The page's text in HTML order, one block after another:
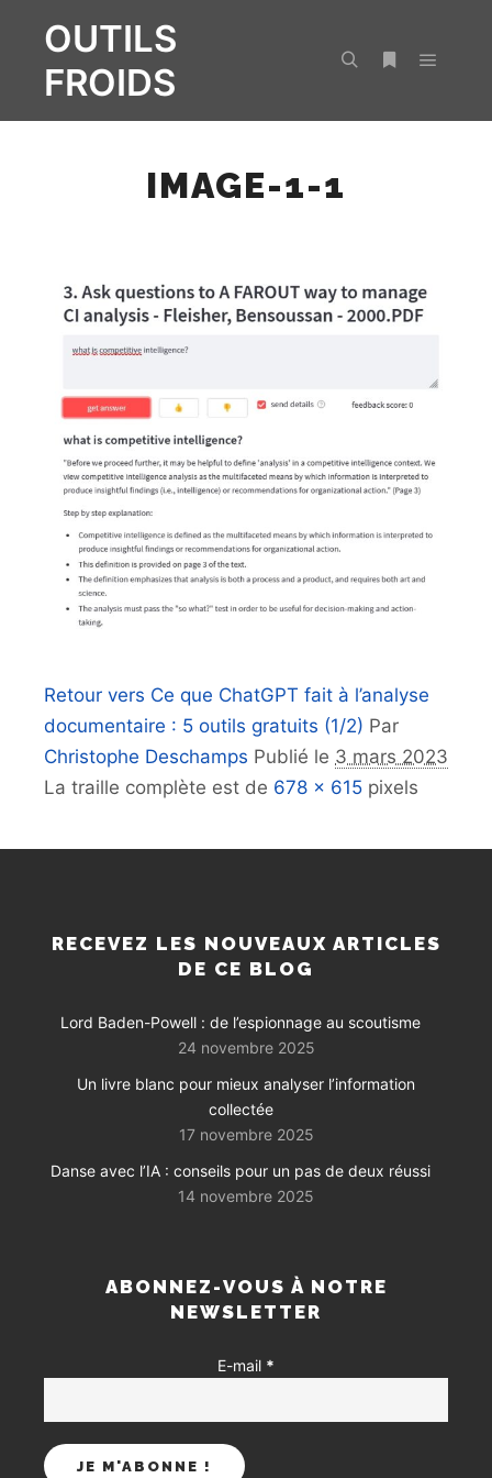
OUTILS
FROIDS
IMAGE-1-1
Retour vers Ce que ChatGPT fait à l’analyse
documentaire : 5 outils gratuits (1/2) Par
Christophe Deschamps Publié le 3 mars 2023
La traille complète est de 678 × 615 pixels
RECEVEZ LES NOUVEAUX ARTICLES
DE CE BLOG
Lord Baden-Powell : de l’espionnage au scoutisme
24 novembre 2025
Un livre blanc pour mieux analyser l’information
collectée
17 novembre 2025
Danse avec l’IA : conseils pour un pas de deux réussi
14 novembre 2025
ABONNEZ-VOUS À NOTRE
NEWSLETTER
E-mail *